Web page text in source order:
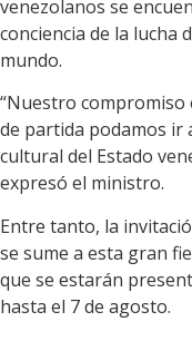
venezolanos se
conciencia de la lucha
mundo.
“Nuestro compromiso
de partida podamos ir
cultural del Estado
expresó el ministro.
Entre tanto, la
se sume a esta gran
que se estarán
hasta el 7 de agosto.